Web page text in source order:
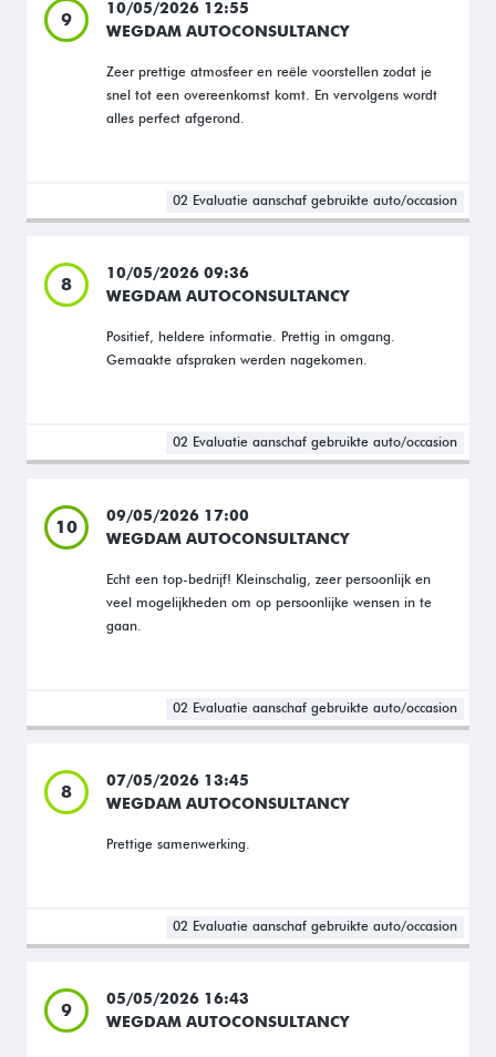
9
10/05/2026 12:55
WEGDAM AUTOCONSULTANCY
Zeer prettige atmosfeer en reële voorstellen zodat je
snel tot een overeenkomst komt. En vervolgens wordt
alles perfect afgerond.
02 Evaluatie aanschaf gebruikte auto/occasion
8
10/05/2026 09:36
WEGDAM AUTOCONSULTANCY
Positief, heldere informatie. Prettig in omgang.
Gemaakte afspraken werden nagekomen.
02 Evaluatie aanschaf gebruikte auto/occasion
10
09/05/2026 17:00
WEGDAM AUTOCONSULTANCY
Echt een top-bedrijf! Kleinschalig, zeer persoonlijk en
veel mogelijkheden om op persoonlijke wensen in te
gaan.
02 Evaluatie aanschaf gebruikte auto/occasion
8
07/05/2026 13:45
WEGDAM AUTOCONSULTANCY
Prettige samenwerking.
02 Evaluatie aanschaf gebruikte auto/occasion
9
05/05/2026 16:43
WEGDAM AUTOCONSULTANCY